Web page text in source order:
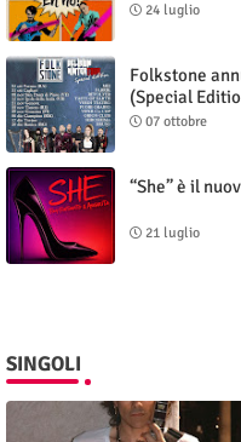
24 luglio
Folkstone
(Special
07 ottobre
“She” è il
21 luglio
SINGOLI